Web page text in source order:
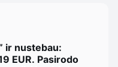
ir nustebau:
EUR. Pasirodo